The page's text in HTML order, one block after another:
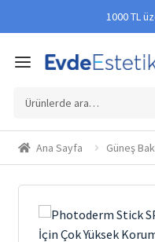
1000 TL
Ara:
Ana Sayfa Güneş